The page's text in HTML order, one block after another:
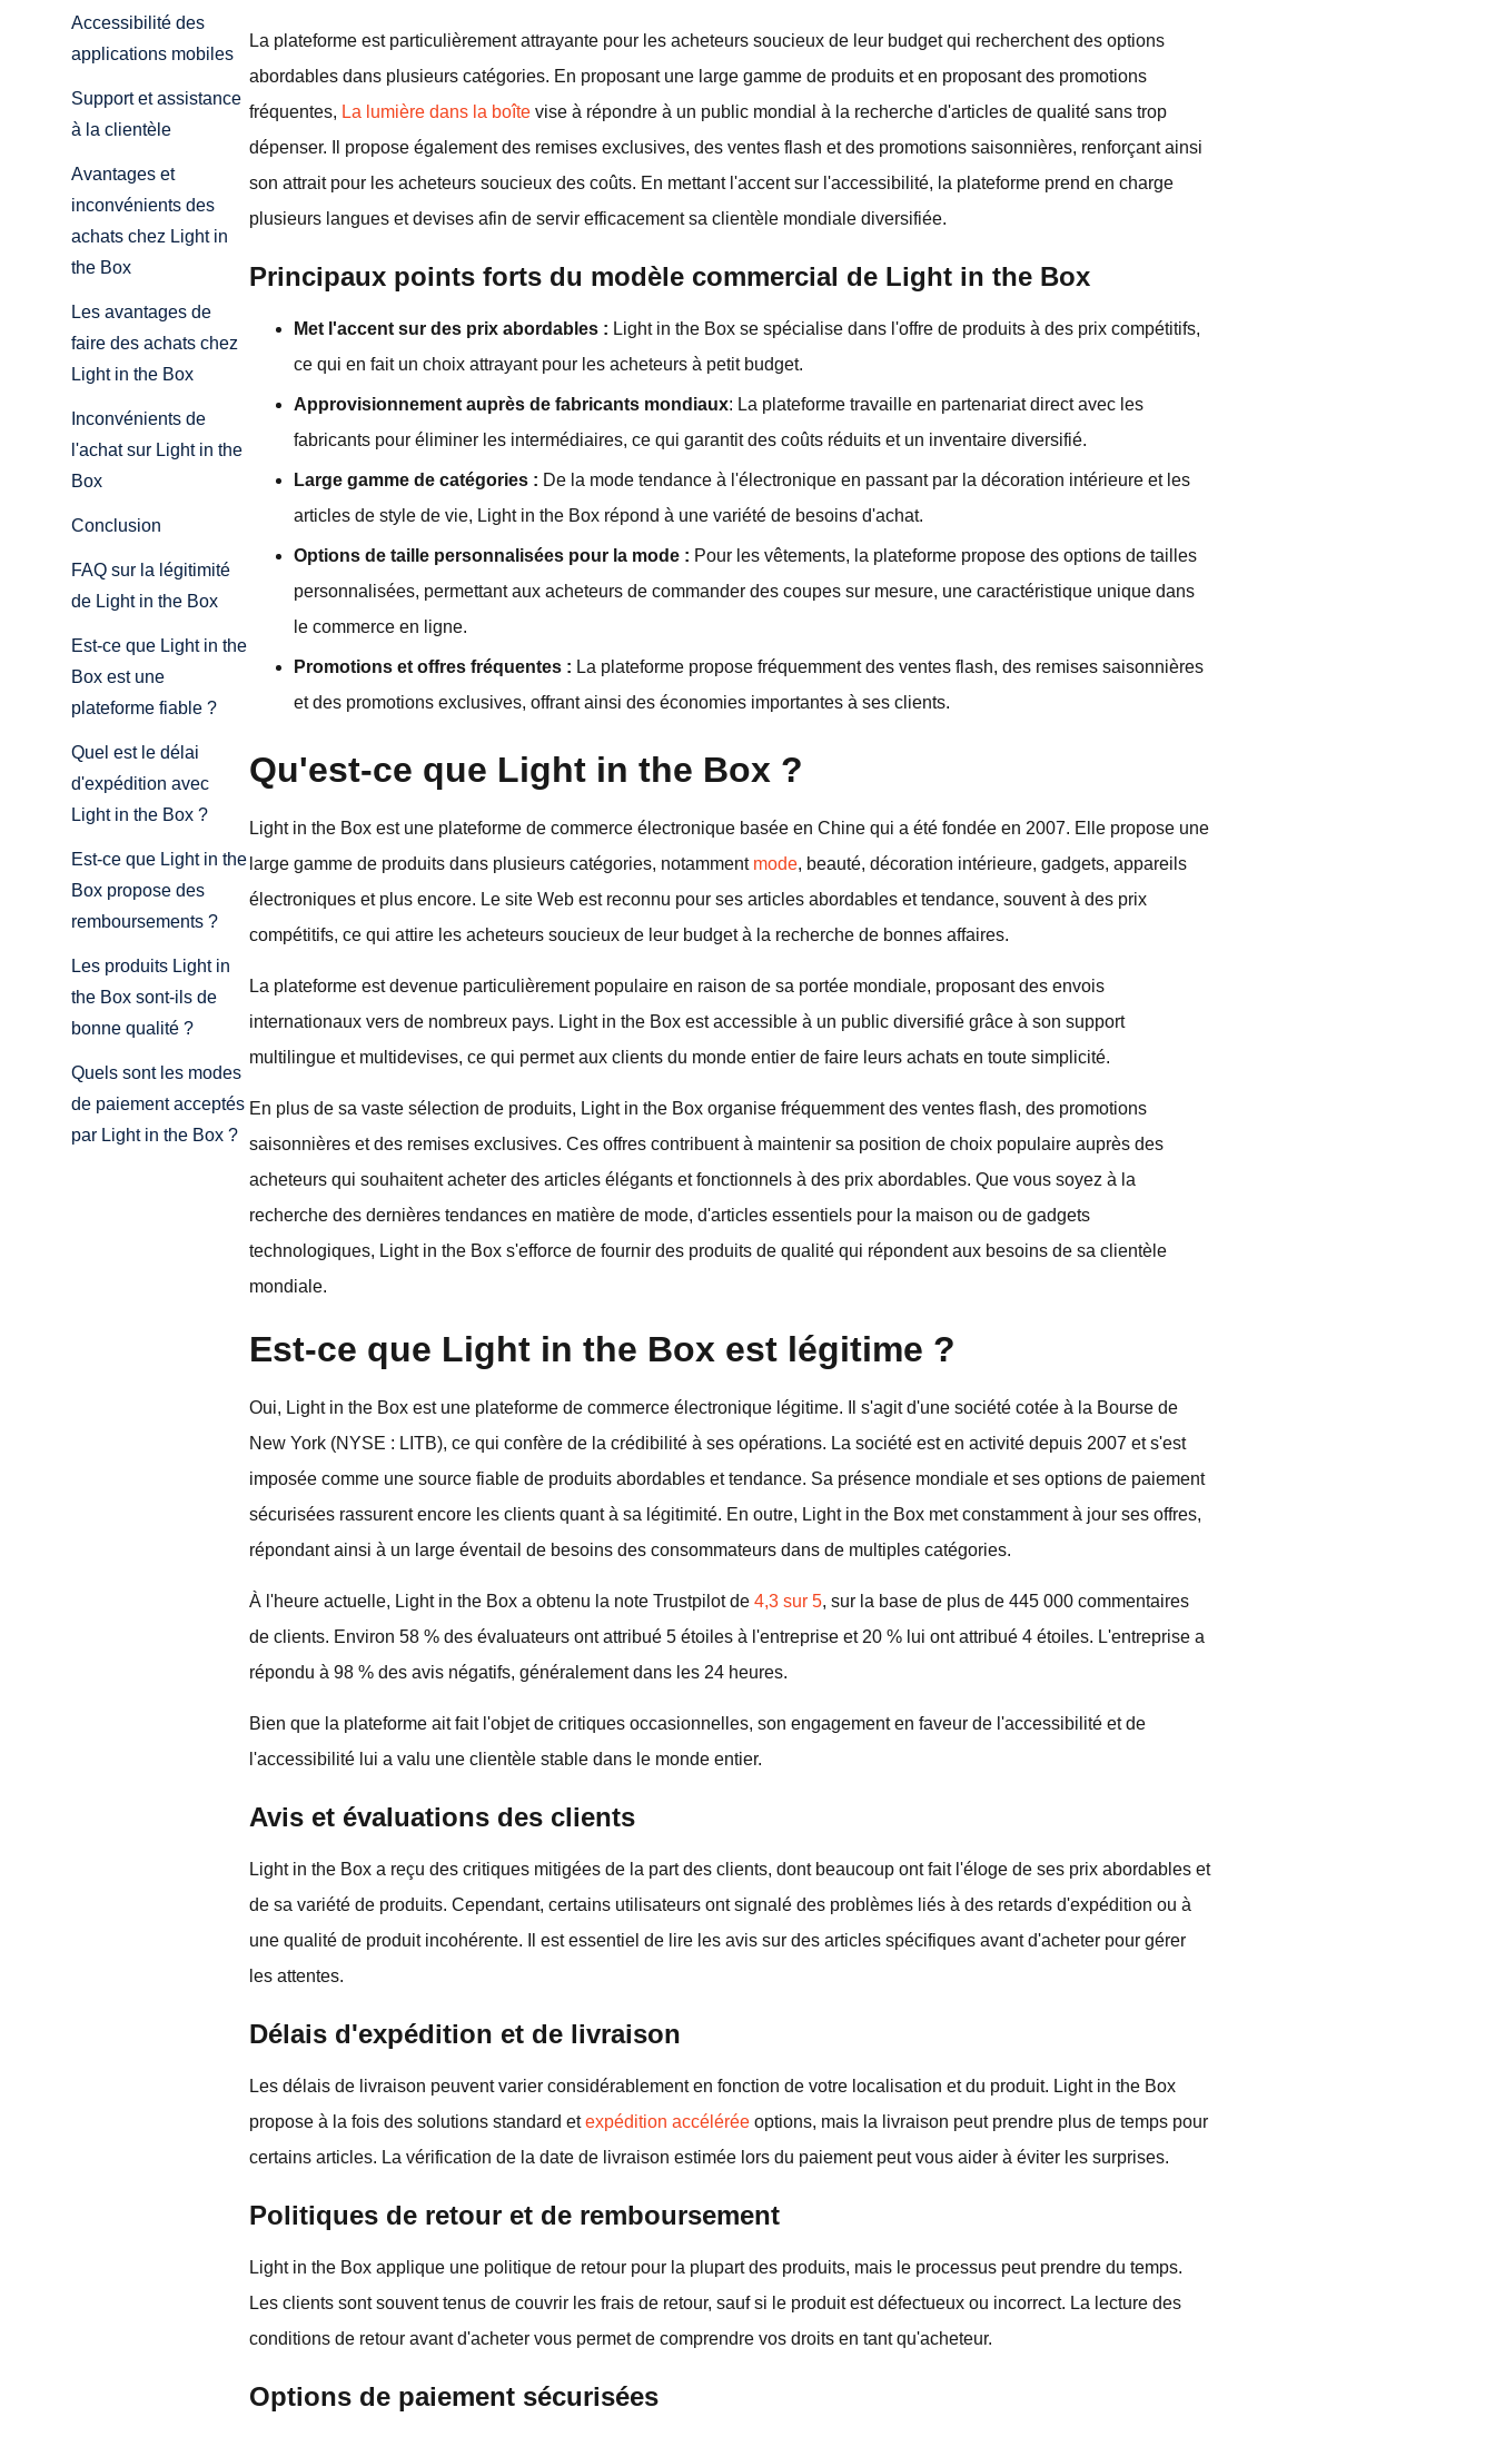
Accessibilité des
applications mobiles
Support et assistance
à la clientèle
Avantages et
inconvénients des
achats chez Light in
the Box
Les avantages de
faire des achats chez
Light in the Box
Inconvénients de
l'achat sur Light in the
Box
Conclusion
FAQ sur la légitimité
de Light in the Box
Est-ce que Light in the
Box est une
plateforme fiable ?
Quel est le délai
d'expédition avec
Light in the Box ?
Est-ce que Light in the
Box propose des
remboursements ?
Les produits Light in
the Box sont-ils de
bonne qualité ?
Quels sont les modes
de paiement acceptés
par Light in the Box ?
La plateforme est particulièrement attrayante pour les acheteurs soucieux de leur budget qui recherchent des options
abordables dans plusieurs catégories. En proposant une large gamme de produits et en proposant des promotions
fréquentes, La lumière dans la boîte vise à répondre à un public mondial à la recherche d'articles de qualité sans trop
dépenser. Il propose également des remises exclusives, des ventes flash et des promotions saisonnières, renforçant ainsi
son attrait pour les acheteurs soucieux des coûts. En mettant l'accent sur l'accessibilité, la plateforme prend en charge
plusieurs langues et devises afin de servir efficacement sa clientèle mondiale diversifiée.
Principaux points forts du modèle commercial de Light in the Box
Met l'accent sur des prix abordables : Light in the Box se spécialise dans l'offre de produits à des prix compétitifs,
ce qui en fait un choix attrayant pour les acheteurs à petit budget.
Approvisionnement auprès de fabricants mondiaux: La plateforme travaille en partenariat direct avec les
fabricants pour éliminer les intermédiaires, ce qui garantit des coûts réduits et un inventaire diversifié.
Large gamme de catégories : De la mode tendance à l'électronique en passant par la décoration intérieure et les
articles de style de vie, Light in the Box répond à une variété de besoins d'achat.
Options de taille personnalisées pour la mode : Pour les vêtements, la plateforme propose des options de tailles
personnalisées, permettant aux acheteurs de commander des coupes sur mesure, une caractéristique unique dans
le commerce en ligne.
Promotions et offres fréquentes : La plateforme propose fréquemment des ventes flash, des remises saisonnières
et des promotions exclusives, offrant ainsi des économies importantes à ses clients.
Qu'est-ce que Light in the Box ?
Light in the Box est une plateforme de commerce électronique basée en Chine qui a été fondée en 2007. Elle propose une
large gamme de produits dans plusieurs catégories, notamment mode, beauté, décoration intérieure, gadgets, appareils
électroniques et plus encore. Le site Web est reconnu pour ses articles abordables et tendance, souvent à des prix
compétitifs, ce qui attire les acheteurs soucieux de leur budget à la recherche de bonnes affaires.
La plateforme est devenue particulièrement populaire en raison de sa portée mondiale, proposant des envois
internationaux vers de nombreux pays. Light in the Box est accessible à un public diversifié grâce à son support
multilingue et multidevises, ce qui permet aux clients du monde entier de faire leurs achats en toute simplicité.
En plus de sa vaste sélection de produits, Light in the Box organise fréquemment des ventes flash, des promotions
saisonnières et des remises exclusives. Ces offres contribuent à maintenir sa position de choix populaire auprès des
acheteurs qui souhaitent acheter des articles élégants et fonctionnels à des prix abordables. Que vous soyez à la
recherche des dernières tendances en matière de mode, d'articles essentiels pour la maison ou de gadgets
technologiques, Light in the Box s'efforce de fournir des produits de qualité qui répondent aux besoins de sa clientèle
mondiale.
Est-ce que Light in the Box est légitime ?
Oui, Light in the Box est une plateforme de commerce électronique légitime. Il s'agit d'une société cotée à la Bourse de
New York (NYSE : LITB), ce qui confère de la crédibilité à ses opérations. La société est en activité depuis 2007 et s'est
imposée comme une source fiable de produits abordables et tendance. Sa présence mondiale et ses options de paiement
sécurisées rassurent encore les clients quant à sa légitimité. En outre, Light in the Box met constamment à jour ses offres,
répondant ainsi à un large éventail de besoins des consommateurs dans de multiples catégories.
À l'heure actuelle, Light in the Box a obtenu la note Trustpilot de 4,3 sur 5, sur la base de plus de 445 000 commentaires
de clients. Environ 58 % des évaluateurs ont attribué 5 étoiles à l'entreprise et 20 % lui ont attribué 4 étoiles. L'entreprise a
répondu à 98 % des avis négatifs, généralement dans les 24 heures.
Bien que la plateforme ait fait l'objet de critiques occasionnelles, son engagement en faveur de l'accessibilité et de
l'accessibilité lui a valu une clientèle stable dans le monde entier.
Avis et évaluations des clients
Light in the Box a reçu des critiques mitigées de la part des clients, dont beaucoup ont fait l'éloge de ses prix abordables et
de sa variété de produits. Cependant, certains utilisateurs ont signalé des problèmes liés à des retards d'expédition ou à
une qualité de produit incohérente. Il est essentiel de lire les avis sur des articles spécifiques avant d'acheter pour gérer
les attentes.
Délais d'expédition et de livraison
Les délais de livraison peuvent varier considérablement en fonction de votre localisation et du produit. Light in the Box
propose à la fois des solutions standard etexpédition accélérée options, mais la livraison peut prendre plus de temps pour
certains articles. La vérification de la date de livraison estimée lors du paiement peut vous aider à éviter les surprises.
Politiques de retour et de remboursement
Light in the Box applique une politique de retour pour la plupart des produits, mais le processus peut prendre du temps.
Les clients sont souvent tenus de couvrir les frais de retour, sauf si le produit est défectueux ou incorrect. La lecture des
conditions de retour avant d'acheter vous permet de comprendre vos droits en tant qu'acheteur.
Options de paiement sécurisées